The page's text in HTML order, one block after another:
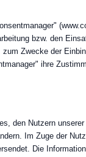
bzw. den
Zwecke der
ihre
den Nutzern
Im Zuge der
Die